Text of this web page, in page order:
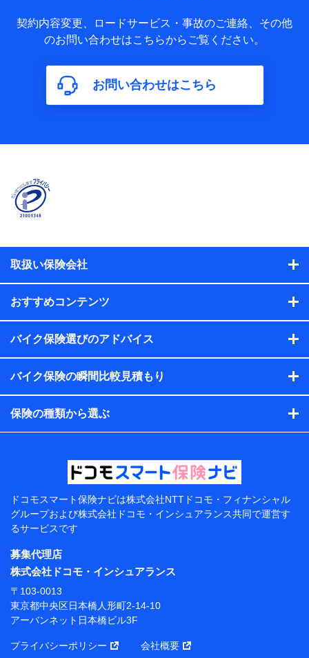
ー登録受付時に提供いただいた情報（氏名、住所、生年月
日、性別、保険契約者と被保険者の関係、保険加入の目的、
保険商品の内容、保険料、保険料のお支払方法、車のメーカ
ペットの種類や年齢など）及びお客様との応対記録（お客様
に提示した比較見積の試算結果情報、メールマガジンを提供
した際のメール内容や送信履歴の情報及び保険の更改案内等
を提供した際のメール内容や送信履歴などの情報）が含まれ
当社または株式会社NTTドコモ・フィナンシャルグループが
契約者と被保険者の関係、保険加入の目的、保険商品の内
容、保険料、保険料のお支払方法、車のメーカーや走行距離
などの情報、建物の構造や築年数などの情報、ペットの種類
【共同して利用する者の範囲】
当社
【利用目的】
提供する保険関連サービスにおけるユーザー登録受付および
取引のあるもしくは委託を受けている保険会社・提携会社の
会社のサービスを案内、提供するため
（各サービスで取得したサービス利用履歴、ウェブサイトの
閲覧履歴、購買履歴、ご契約内容等のパーソナルデータを分
析して、お客さまの趣味・嗜好・傾向に応じたサービス・商
品等に関するご提案や広告の配信等を行うことがありま
す。）
各種セミナーの開催のため
コンサルティングサービスの実施のため
アンケートやキャンペーン等の実施のため
上記に係る案内・手続き・管理等付帯業務を行うため
【当該個人データの管理について責任を有する者の名
称・住所・代表者名】
当該個人データを取り扱う各共同利用者（詳細は次のと
契約内容変更、ロードサービス・事故のご連絡、その他
のお問い合わせはこちらからご覧ください。
お問い合わせはこちら
取扱い保険会社
おすすめコンテンツ
バイク保険選びのアドバイス
バイク保険の瞬間比較見積もり
保険の種類から選ぶ
ドコモスマート保険ナビは株式会社NTTドコモ・フィナンシャル
グループおよび株式会社ドコモ・インシュアランス共同で運営す
るサービスです
募集代理店
株式会社ドコモ・インシュアランス
〒103-0013
東京都中央区日本橋人形町2-14-10
アーバンネット日本橋ビル3F
プライバシーポリシー 会社概要